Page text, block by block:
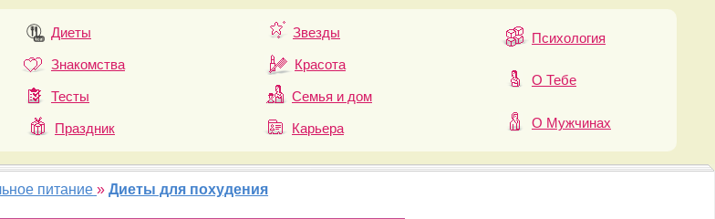
Диеты
Знакомства
Тесты
Праздник
Звезды
Красота
Семья и дом
Карьера
Психология
О Тебе
О Мужчинах
питание »Диеты для похудения